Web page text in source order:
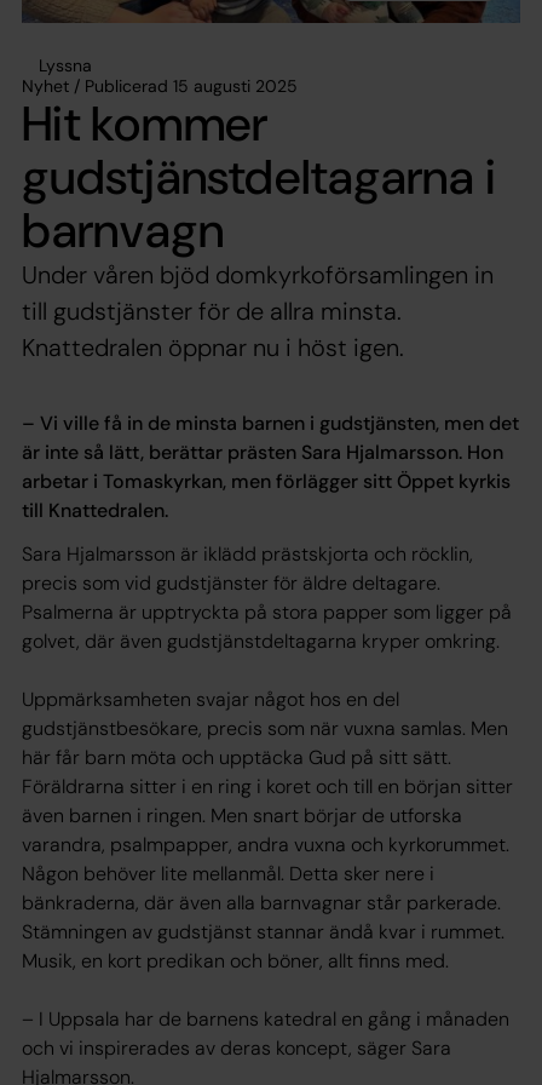
Lyssna
Nyhet / Publicerad 15 augusti 2025
Hit kommer
gudstjänstdeltagarna i
barnvagn
Under våren bjöd domkyrkoförsamlingen in
till gudstjänster för de allra minsta.
Knattedralen öppnar nu i höst igen.
– Vi ville få in de minsta barnen i gudstjänsten, men det
är inte så lätt, berättar prästen Sara Hjalmarsson. Hon
arbetar i Tomaskyrkan, men förlägger sitt Öppet kyrkis
till Knattedralen.
Sara Hjalmarsson är iklädd prästskjorta och röcklin,
precis som vid gudstjänster för äldre deltagare.
Psalmerna är upptryckta på stora papper som ligger på
golvet, där även gudstjänstdeltagarna kryper omkring.
Uppmärksamheten svajar något hos en del
gudstjänstbesökare, precis som när vuxna samlas. Men
här får barn möta och upptäcka Gud på sitt sätt.
Föräldrarna sitter i en ring i koret och till en början sitter
även barnen i ringen. Men snart börjar de utforska
varandra, psalmpapper, andra vuxna och kyrkorummet.
Någon behöver lite mellanmål. Detta sker nere i
bänkraderna, där även alla barnvagnar står parkerade.
Stämningen av gudstjänst stannar ändå kvar i rummet.
Musik, en kort predikan och böner, allt finns med.
– I Uppsala har de barnens katedral en gång i månaden
och vi inspirerades av deras koncept, säger Sara
Hjalmarsson.